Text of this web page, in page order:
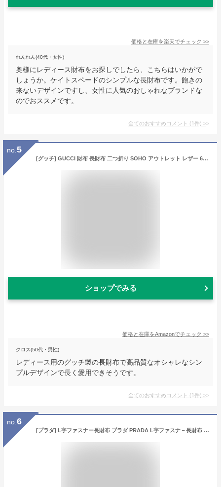
価格と在庫を楽天でチェック >>
れんれん(40代・女性)
奥様にレディース財布をお探しでしたら、こちらはいかがで
しょうか。ケイトスペードのシンプルな長財布です。飽きの
来ないデザインですし、女性に人気のおしゃれなブランドな
のでおススメです。
全てのおすすめコメント (1件) >
no. 5
[グッチ] GUCCI 財布 長財布 二つ折り SOHO アウトレット レザー 615524 [並行輸入品]
ショップでみる
価格と在庫をAmazonでチェック >>
クロス(50代・男性)
レディース用のグッチ製の長財布で高品質なオシャレなシン
プルデザインで長く愛用できそうです。
全てのおすすめコメント (1件) >
no. 6
[プラダ] L字ファスナー長財布 プラダ PRADA L字ファスナ－長財布 1ML030 QWA レディース ブラック [並行輸入品]